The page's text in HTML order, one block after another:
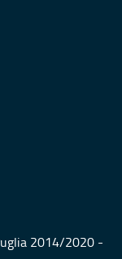
2014/2020 -